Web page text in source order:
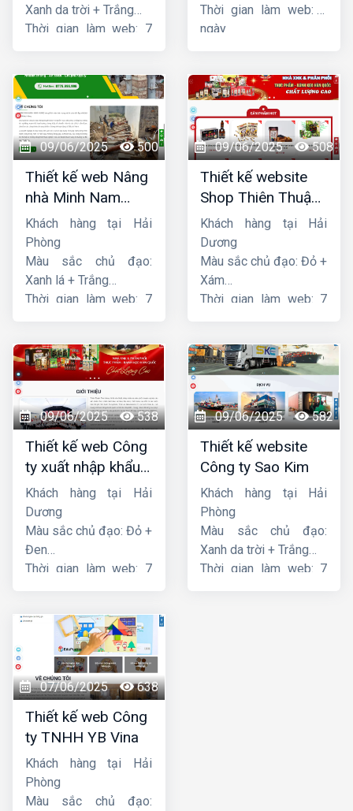
Xanh da trời + Trắng
Thời gian làm web: 7
Thời gian làm web: 7
ngày
09/06/2025 500
Thiết kế web Nâng
nhà Minh Nam
Hoàng
Khách hàng tại Hải
Phòng
Màu sắc chủ đạo:
Xanh lá + Trắng
Thời gian làm web: 7
09/06/2025 508
Thiết kế website
Shop Thiên Thuận
Phát
Khách hàng tại Hải
Dương
Màu sắc chủ đạo: Đỏ +
Xám
Thời gian làm web: 7
09/06/2025 538
Thiết kế web Công
ty xuất nhập khẩu
Thiên Thuận Phát
Khách hàng tại Hải
Dương
Màu sắc chủ đạo: Đỏ +
Đen
Thời gian làm web: 7
09/06/2025 582
Thiết kế website
Công ty Sao Kim
Khách hàng tại Hải
Phòng
Màu sắc chủ đạo:
Xanh da trời + Trắng
Thời gian làm web: 7
07/06/2025 638
Thiết kế web Công
ty TNHH YB Vina
Khách hàng tại Hải
Phòng
Màu sắc chủ đạo: